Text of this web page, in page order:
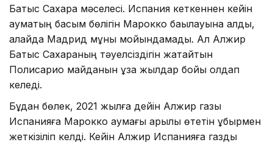
Батыс Сахара мәселесі. Испания кеткеннен кейін
аумақтың басым бөлігін Марокко бақылауына алды,
алайда Мадрид мұны мойындамады. Ал Алжир
Батыс Сахараның тәуелсіздігін жақтайтын
Полисарио майданын ұзақ жылдар бойы қолдап
келеді.
Бұдан бөлек, 2021 жылға дейін Алжир газы
Испанияға Марокко аумағы арқылы өтетін құбырмен
жеткізіліп келді. Кейін Алжир Испанияға газды